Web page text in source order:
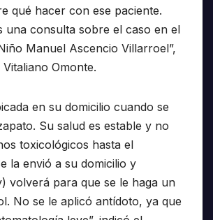
qué hacer con ese paciente.
una consulta sobre el caso en el
Manuel Ascencio Villarroel”,
Omonte.
en su domicilio cuando se
Su salud es estable y no
toxicológicos hasta el
la envió a su domicilio y
volverá para que se le haga un
No se le aplicó antídoto, ya que